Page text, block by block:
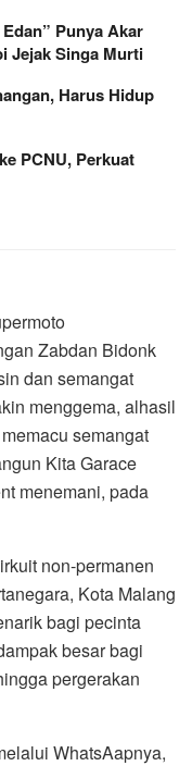
Punya Akar
Jejak Singa Murti
Harus Hidup
PCNU, Perkuat
Zabdan Bidonk
dan semangat
menggema, alhasil
semangat
Kita Garace
menemani, pada
non-permanen
Kota Malang
bagi pecinta
besar bagi
pergerakan
WhatsAapnya,